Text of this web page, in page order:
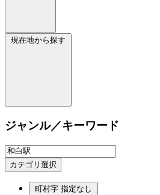
現在地から探す
ジャンル／キーワード
カテゴリ選択
町村字 指定なし